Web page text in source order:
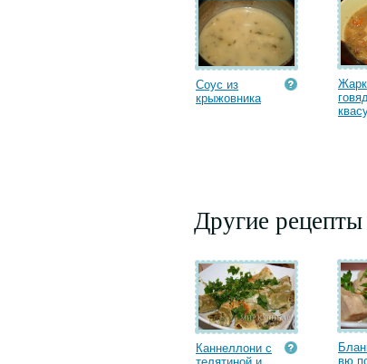
Соус из
крыжовника
Другие
Каннеллони с
вю